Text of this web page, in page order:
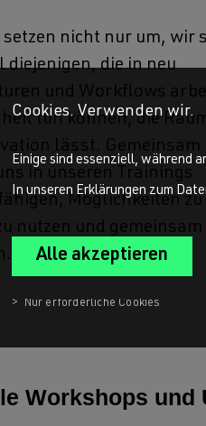
nicht nur um, wir
diejenigen, die in neu
und Workflows
tun können, die
lässt. Gemeinsam
in unseren Trainings
Möglichkeiten zu
nutzen und gemeinsam
Workshops und
Cookies. Verwenden wir.
Einige sind essenziell, während
In unseren Erklärungen zum